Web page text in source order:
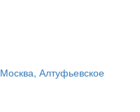
Москва, Алтуфьевское